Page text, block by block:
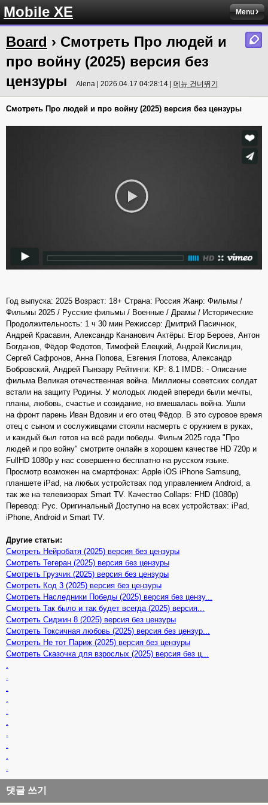
Mobile XE Menu
Board › Смотреть Про людей и
про войну (2025) версия без
цензуры
Alena | 2026.04.17 04:28:14 | 메뉴 건너뛰기
Смотреть Про людей и про войну (2025) версия без цензуры
Год выпуска: 2025 Возраст: 18+ Страна: Россия Жанр: Фильмы /
Фильмы 2025 / Русские фильмы / Военные / Драмы / Исторические
Продолжительность: 1 ч 30 мин Режиссер: Дмитрий Пасичнюк,
Андрей Красавин, Александр Кананович Актёры: Егор Бероев, Антон
Богданов, Фёдор Федотов, Тимофей Елецкий, Андрей Кислицин,
Сергей Сафронов, Анна Попова, Евгения Глотова, Александр
Бобровский, Андрей Пынзару Рейтинги: KP: 8.1 IMDB: - Описание
фильма Великая отечественная война. Миллионы советских солдат
встали на защиту Родины. У молодых людей впереди были мечты,
планы, любовь, счастье и созидание, но вмешалась война. Ушли
на фронт парень Иван Вдовин и его отец Фёдор. В это суровое время
отец с сыном и сослуживцами стояли насмерть с оружием в руках,
и каждый был готов на всё ради победы. Фильм 2025 года "Про
людей и про войну" смотрите онлайн в хорошем качестве HD 720p и
FullHD 1080p у нас совершенно бесплатно на русском языке.
Просмотр возможен на смартфонах: Apple iOS iPhone Samsung,
планшете iPad, на любых устройствах под управлением Android, а
так же на телевизорах Smart TV. Качество Collaps: FHD (1080p)
Перевод: Рус. Оригинальный Доступно на всех устройствах: iPad,
iPhone, Android и Smart TV.
Другие статьи:
Смотреть Нейробатя (2025) версия без цензуры
Смотреть Тегеран (2025) версия без цензуры
Смотреть Грузчик (2025) версия без цензуры
Смотреть Код 3 (2025) версия без цензуры
Смотреть Наследники Победы (2025) версия без цензу...
Смотреть Так было и так будет всегда (2025) версия...
Смотреть Сиджин 8 (2025) версия без цензуры
Смотреть Токсичная любовь (2025) версия без цензур...
Смотреть Не тот Париж (2025) версия без цензуры
Смотреть Сказочка для взрослых (2025) версия без ц...
.
.
.
.
.
.
.
.
.
.
댓글 쓰기